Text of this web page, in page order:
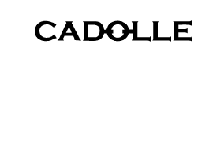
Cadolle